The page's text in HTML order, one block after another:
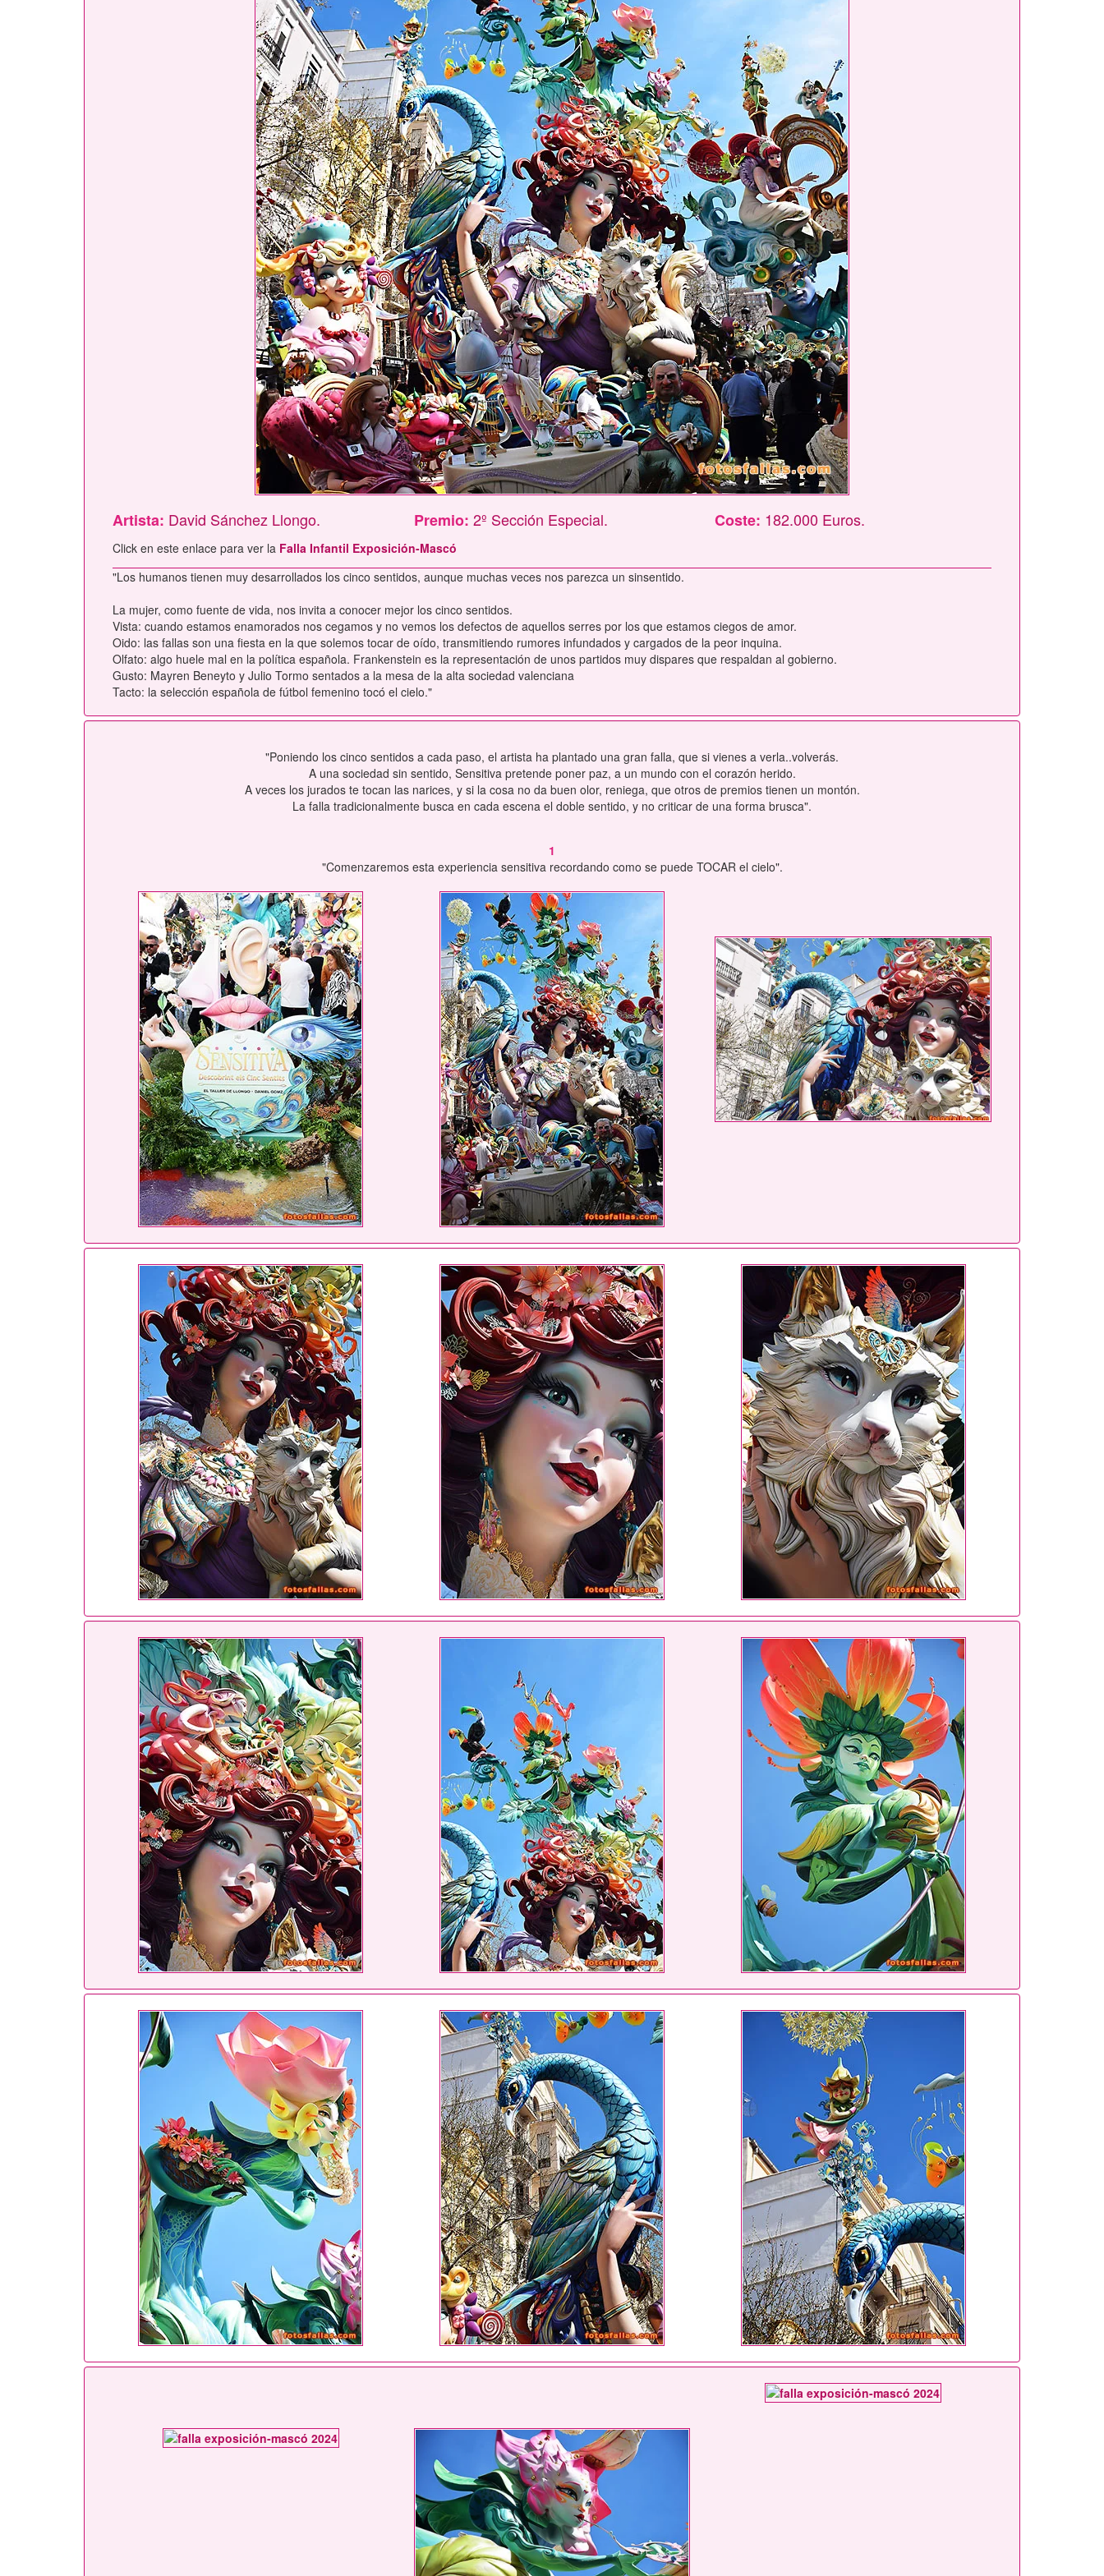
Artista: David Sánchez Llongo. Premio: 2º Sección Especial. Coste: 182.000 Euros.
Click en este enlace para ver la Falla Infantil Exposición-Mascó
"Los humanos tienen muy desarrollados los cinco sentidos, aunque muchas veces nos parezca un sinsentido.
La mujer, como fuente de vida, nos invita a conocer mejor los cinco sentidos.
Vista: cuando estamos enamorados nos cegamos y no vemos los defectos de aquellos serres por los que estamos ciegos de amor.
Oido: las fallas son una fiesta en la que solemos tocar de oído, transmitiendo rumores infundados y cargados de la peor inquina.
Olfato: algo huele mal en la política española. Frankenstein es la representación de unos partidos muy dispares que respaldan al gobierno.
Gusto: Mayren Beneyto y Julio Tormo sentados a la mesa de la alta sociedad valenciana
Tacto: la selección española de fútbol femenino tocó el cielo."
"Poniendo los cinco sentidos a cada paso, el artista ha plantado una gran falla, que si vienes a verla..volverás.
A una sociedad sin sentido, Sensitiva pretende poner paz, a un mundo con el corazón herido.
A veces los jurados te tocan las narices, y si la cosa no da buen olor, reniega, que otros de premios tienen un montón.
La falla tradicionalmente busca en cada escena el doble sentido, y no criticar de una forma brusca".
1
"Comenzaremos esta experiencia sensitiva recordando como se puede TOCAR el cielo".